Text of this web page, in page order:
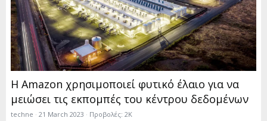
Η Amazon χρησιμοποιεί φυτικό έλαιο για να
μειώσει τις εκπομπές του κέντρου δεδομένων
techne 21 March 2023 Προβολές: 2K